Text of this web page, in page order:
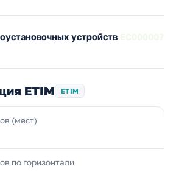
устройств
ETIM ETIM
(мест)
по горизонтали